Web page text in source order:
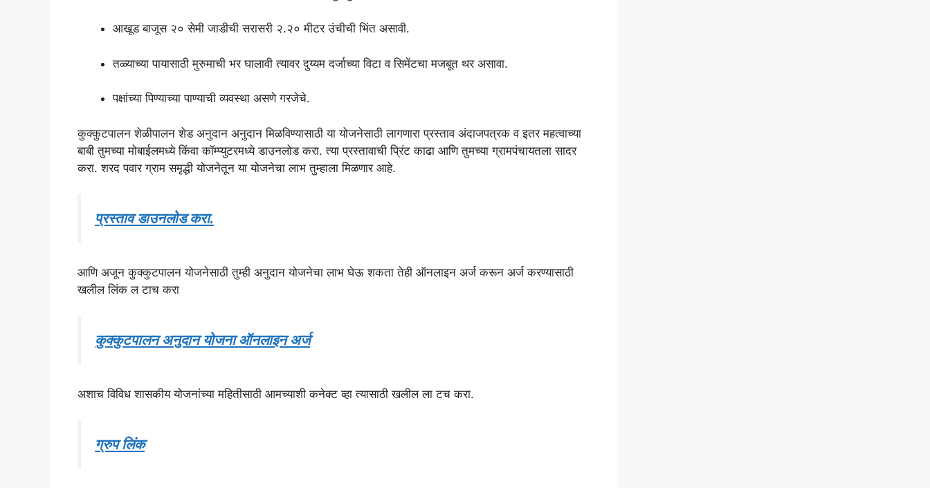
आखूड बाजूस २० सेमी जाडीची सरासरी २.२० मीटर उंचीची भिंत असावी.
तळ्याच्या पायासाठी मुरुमाची भर घालावी त्यावर दुय्यम दर्जाच्या विटा व सिमेंटचा मजबूत थर असावा.
पक्षांच्या पिण्याच्या पाण्याची व्यवस्था असणे गरजेचे.
कुक्कुटपालन शेळीपालन शेड अनुदान अनुदान मिळविण्यासाठी या योजनेसाठी लागणारा प्रस्ताव अंदाजपत्रक व इतर महत्वाच्या
बाबी तुमच्या मोबाईलमध्ये किंवा कॉम्प्युटरमध्ये डाउनलोड करा. त्या प्रस्तावाची प्रिंट काढा आणि तुमच्या ग्रामपंचायतला सादर
करा. शरद पवार ग्राम समृद्धी योजनेतून या योजनेचा लाभ तुम्हाला मिळणार आहे.
प्रस्ताव डाउनलोड करा.
आणि अजून कुक्कुटपालन योजनेसाठी तुम्ही अनुदान योजनेचा लाभ घेऊ शकता तेही ऑनलाइन अर्ज करून अर्ज करण्यासाठी
खलील लिंक ल टाच करा
कुक्कुटपालन अनुदान योजना ऑनलाइन अर्ज
अशाच विविध शासकीय योजनांच्या महितीसाठी आमच्याशी कनेक्ट व्हा त्यासाठी खलील ला टच करा.
ग्रुप लिंक